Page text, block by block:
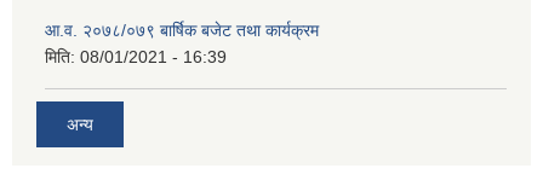
आ.व. २०७८/०७९ बार्षिक बजेट तथा कार्यक्रम
मिति: 08/01/2021 - 16:39
अन्य